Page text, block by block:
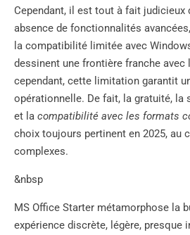
Cependant, il est tout à fait judicieux
absence de fonctionnalités
la compatibilité limitée avec
dessinent une frontière franche
cependant, cette limitation garantit
opérationnelle. De fait, la gratuité, la
et la compatibilité avec les formats
choix toujours pertinent en 2025, au
complexes.
&nbsp
MS Office Starter métamorphose la
expérience discrète, légère, presque